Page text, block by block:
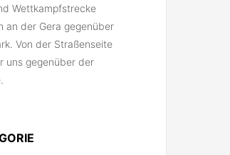
Wettkampfstrecke
an der Gera gegenüber
Von der Straßenseite
uns gegenüber der